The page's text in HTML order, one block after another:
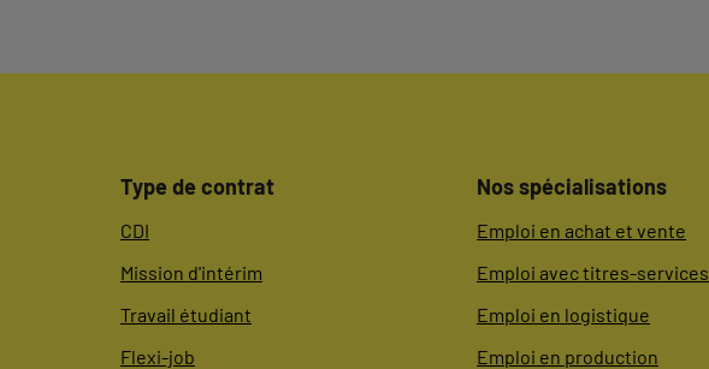
Type de contrat
CDI
Mission d'intérim
Travail étudiant
Flexi-job
Nos spécialisations
Emploi en achat et vente
Emploi avec titres-services
Emploi en logistique
Emploi en production